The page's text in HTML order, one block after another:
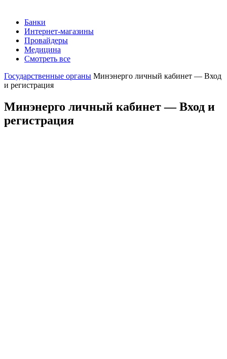
Банки
Интернет-магазины
Провайдеры
Медицина
Смотреть все
Государственные органы Минэнерго личный кабинет — Вход
и регистрация
Минэнерго личный кабинет — Вход и
регистрация